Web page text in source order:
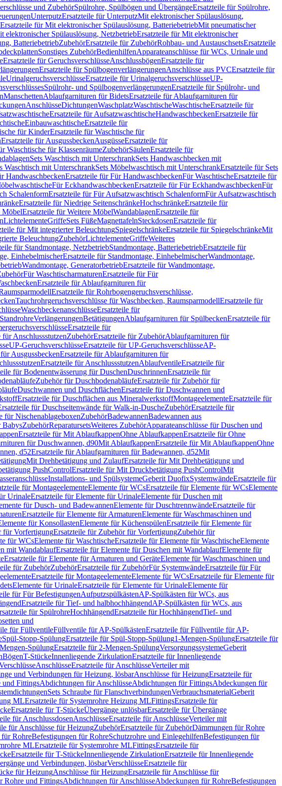
und ZubehörSpülrohre, Spülbögen und ÜbergängeErsatzteile für Spülrohre,
UnterputzErsatzteile für UnterputzMit elektronischer Spülauslösung,
Ersatzteile für Mit elektronischer Spülauslösung, BatteriebetriebMit pneumatischer
elektronischer Spülauslösung, NetzbetriebErsatzteile für Mit elektronischer
BatteriebetriebZubehörErsatzteile für ZubehörRohbau- und AustauschsetsErsatzteile
Sonstiges ZubehörBedienhilfenApparateanschlüsse für WCs, Urinale und
Ersatzteile für GeruchsverschlüsseAnschlussbögenErsatzteile für
Ersatzteile für SpülbogenverlängerungenAnschlüsse aus PVCErsatzteile für
UrinalgeruchsverschlüsseErsatzteile für UrinalgeruchsverschlüsseUP-
Spülrohr- und SpülbogenverlängerungenErsatzteile für Spülrohr- und
ManschettenAblaufgarnituren für BidetsErsatzteile für Ablaufgarnituren für
AnschlüsseDichtungenWaschplatzWaschtischeWaschtischeErsatzteile für
Ersatzteile für AufsatzwaschtischeHandwaschbeckenErsatzteile für
EinbauwaschtischeErsatzteile für
für KinderErsatzteile für Waschtische für
Ersatzteile für AusgussbeckenAusgüsseErsatzteile für
Waschtische für KlassenräumeZubehörSäulenErsatzteile für
Sets Waschtisch mit UnterschrankSets Handwaschbecken mit
Waschtisch mit UnterschrankSets Möbelwaschtisch mit UnterschrankErsatzteile für Sets
HandwaschbeckenErsatzteile für Für HandwaschbeckenFür WaschtischeErsatzteile für
Für EckhandwaschbeckenErsatzteile für Für EckhandwaschbeckenFür
SchalenformErsatzteile für Für Aufsatzwaschtisch SchalenformFür Aufsatzwaschtisch
Ersatzteile für Niedrige SeitenschränkeHochschränkeErsatzteile für
MöbelErsatzteile für Weitere MöbelWandablagenErsatzteile für
LichtelementeGriffeSets FüßeMagnettafelnSteckdosenErsatzteile für
für Mit integrierter BeleuchtungSpiegelschränkeErsatzteile für SpiegelschränkeMit
BeleuchtungZubehörLichtelementeGriffeWeiteres
für Standmontage, NetzbetriebStandmontage, BatteriebetriebErsatzteile für
EinhebelmischerErsatzteile für Standmontage, EinhebelmischerWandmontage,
Wandmontage, GeneratorbetriebErsatzteile für Wandmontage,
Für WaschtischarmaturenErsatzteile für Für
Ersatzteile für Ablaufgarnituren für
Ersatzteile für Rohrbogengeruchsverschlüsse,
Tauchrohrgeruchsverschlüsse für Waschbecken, RaumsparmodellErsatzteile für
WaschbeckenanschlüsseErsatzteile für
StandrohreVerlängerungenBetätigungenAblaufgarnituren für SpülbeckenErsatzteile für
Ersatzteile für
für AnschlussstutzenZubehörErsatzteile für ZubehörAblaufgarnituren für
UP-GeruchsverschlüsseErsatzteile für UP-GeruchsverschlüsseAP-
AusgussbeckenErsatzteile für Ablaufgarnituren für
Ersatzteile für AnschlussstutzenAblaufventileErsatzteile für
für Bodenentwässerung für DuschenDuschrinnenErsatzteile für
Zubehör für DuschbodenabläufeErsatzteile für Zubehör für
Duschwannen und DuschflächenErsatzteile für Duschwannen und
Ersatzteile für Duschflächen aus MineralwerkstoffMontageelementeErsatzteile für
für Duschseitenwände für Walk-in-DuscheZubehörErsatzteile für
für NischenablageboxenZubehörBadewannenBadewannen aus
BabysZubehörReparatursetsWeiteres ZubehörApparateanschlüsse für Duschen und
Ersatzteile für Mit AblaufkappenOhne AblaufkappenErsatzteile für Ohne
für Duschwannen, d90Mit AblaufkappenErsatzteile für Mit AblaufkappenOhne
d52Ersatzteile für Ablaufgarnituren für Badewannen, d52Mit
Mit Drehbetätigung und ZulaufErsatzteile für Mit Drehbetätigung und
PushControlErsatzteile für Mit Druckbetätigung PushControlMit
Installations- und SpülsystemeGeberit DuofixSystemwändeErsatzteile für
für MontageelementeElemente für WCsErsatzteile für Elemente für WCsElemente
UrinaleErsatzteile für Elemente für UrinaleElemente für Duschen mit
für Dusch- und BadewannenElemente für DuschtrennwändeErsatzteile für
Ersatzteile für Elemente für ArmaturenElemente für Waschmaschinen und
für KonsollastenElemente für KüchenspülenErsatzteile für Elemente für
für VorfertigungErsatzteile für Zubehör für VorfertigungZubehör für
für WCsElemente für WaschtischeErsatzteile für Elemente für WaschtischeElemente
mit WandablaufErsatzteile für Elemente für Duschen mit WandablaufElemente für
Ersatzteile für Elemente für Armaturen und GeräteElemente für Waschmaschinen und
für ZubehörZubehörErsatzteile für ZubehörFür SystemwändeErsatzteile für Für
Ersatzteile für MontageelementeElemente für WCsErsatzteile für Elemente für
Elemente für UrinaleErsatzteile für Elemente für UrinaleElemente für
für Für BefestigungenAufputzspülkästenAP-Spülkästen für WCs, aus
Ersatzteile für Tief- und halbhochhängendAP-Spülkästen für WCs, aus
für SpülrohreHochhängendErsatzteile für HochhängendTief- und
und
für FüllventileFüllventile für AP-SpülkästenErsatzteile für Füllventile für AP-
Spül-Stopp-SpülungErsatzteile für Spül-Stopp-Spülung1-Mengen-SpülungErsatzteile für
SpülungErsatzteile für 2-Mengen-SpülungVersorgungssystemeGeberit
BögenT-StückeInnenliegende ZirkulationErsatzteile für Innenliegende
AnschlüsseErsatzteile für AnschlüsseVerteiler mit
und Verbindungen für Heizung, lösbarAnschlüsse für HeizungErsatzteile für
und FittingsAbdichtungen für AnschlüsseAbdichtungen für FittingsAbdeckungen für
Sets Schraube für FlanschverbindungenVerbrauchsmaterialGeberit
MLErsatzteile für Systemrohre Heizung MLFittingsErsatzteile für
Ersatzteile für T-StückeÜbergänge unlösbarErsatzteile für Übergänge
für AnschlussdosenAnschlüsseErsatzteile für AnschlüsseVerteiler mit
für Anschlüsse für HeizungZubehörErsatzteile für ZubehörDämmungen für Rohre
RohreBefestigungen für RohreSchutzrohre und EinlegehilfenBefestigungen für
MLErsatzteile für Systemrohre MLFittingsErsatzteile für
Ersatzteile für T-StückeInnenliegende ZirkulationErsatzteile für Innenliegende
und Verbindungen, lösbarVerschlüsseErsatzteile für
für HeizungAnschlüsse für HeizungErsatzteile für Anschlüsse für
Rohre und FittingsAbdichtungen für AnschlüsseAbdeckungen für RohreBefestigungen